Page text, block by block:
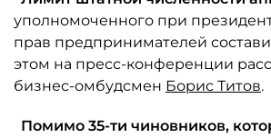
уполномоченного при
прав предпринимателей
этом на пресс-конференции
бизнес-омбудсмен Борис Титов.
Помимо 35-ти чиновников,